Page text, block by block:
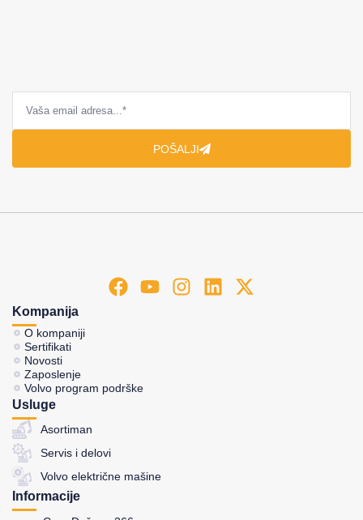
POŠALJI
Kompanija
O kompaniji
Sertifikati
Novosti
Zaposlenje
Volvo program podrške
Usluge
Asortiman
Servis i delovi
Volvo električne mašine
Informacije